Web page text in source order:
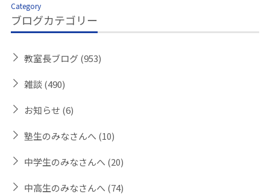
Category
ブログカテゴリー
教室長ブログ(953)
雑談(490)
お知らせ (6)
塾生のみなさんへ (10)
中学生のみなさんへ (20)
中高生のみなさんへ (74)